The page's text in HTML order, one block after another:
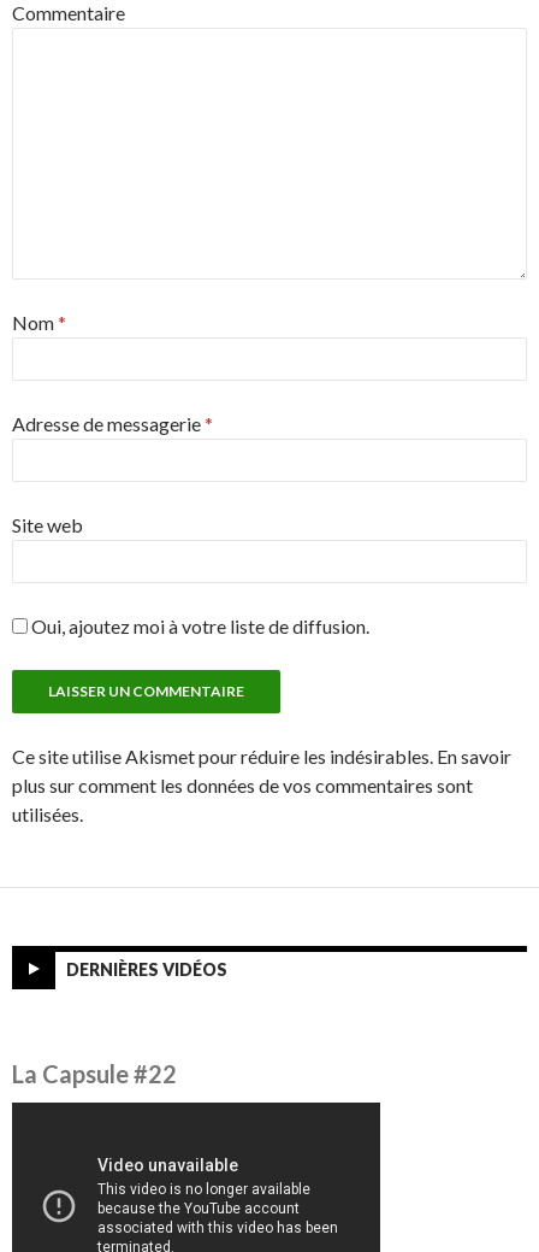
Commentaire
Nom*
Adresse de messagerie*
Site web
Oui, ajoutez moi à votre liste de diffusion.
Ce site utilise Akismet pour réduire les indésirables. En savoir
plus sur comment les données de vos commentaires sont
utilisées.
DERNIÈRES VIDÉOS
La Capsule #22